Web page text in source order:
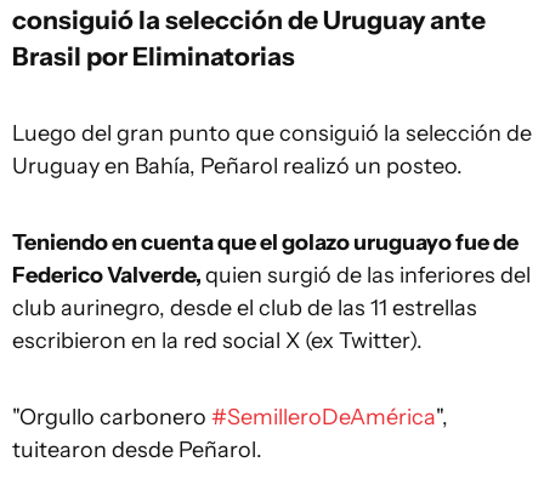
consiguió la selección de Uruguay ante
Brasil por Eliminatorias
Luego del gran punto que consiguió la selección de
Uruguay en Bahía, Peñarol realizó un posteo.
Teniendo en cuenta que el golazo uruguayo fue de
Federico Valverde,quien surgió de las inferiores del
club aurinegro, desde el club de las 11 estrellas
escribieron en la red social X (ex Twitter).
"Orgullo carbonero #SemilleroDeAmérica",
tuitearon desde Peñarol.